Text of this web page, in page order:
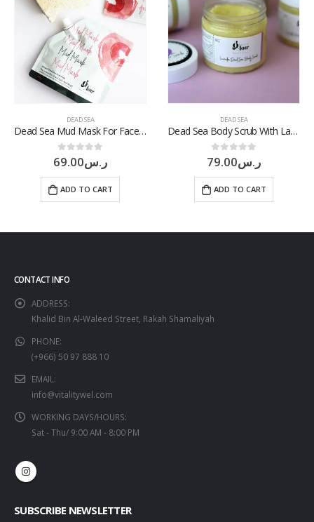
DEAD SEA
Dead Sea Mud Mask For Face & Body
0out of 5ر.س69.00
ADD TO CART
DEAD SEA
Dead Sea Body Scrub With Lavender
0out of 5ر.س79.00
ADD TO CART
CONTACT INFO
ADDRESS:
Khalid Bin Al-Waleed Street, Rakah Shamaliyah
PHONE:
(+966) 50 97 888 10
EMAIL:
info@vitalitywel.com
WORKING DAYS/HOURS:
Sat - Thu/ 9:00 AM - 8:00 PM
SUBSCRIBE NEWSLETTER